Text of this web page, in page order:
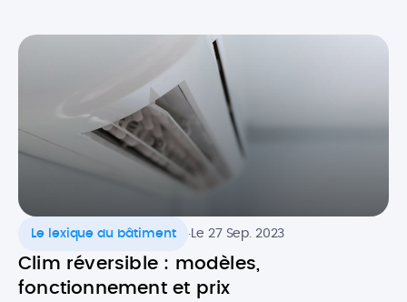
s’adapte à tous les goûts et tous les budgets. Quel
est le prix de pose au […]
Le lexique du bâtiment .Le 27 Sep. 2023
Clim réversible : modèles,
fonctionnement et prix